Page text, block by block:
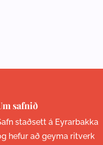
safnið
staðsett á Eyrarbakka
hefur að geyma ritverk